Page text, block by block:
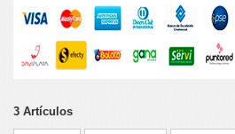
3 Artículos